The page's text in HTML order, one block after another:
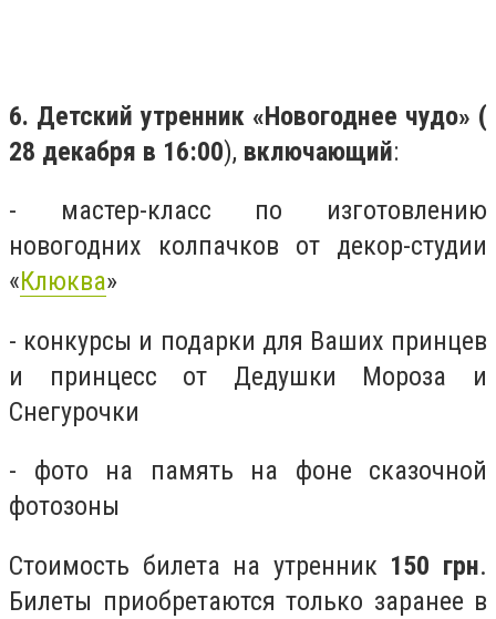
6. Детский утренник «Новогоднее чудо» (
28 декабря в 16:00), включающий:
- мастер-класс по изготовлению
новогодних колпачков от декор-студии
«Клюква»
- конкурсы и подарки для Ваших принцев
и принцесс от Дедушки Мороза и
Снегурочки
- фото на память на фоне сказочной
фотозоны
Стоимость билета на утренник 150 грн.
Билеты приобретаются только заранее в